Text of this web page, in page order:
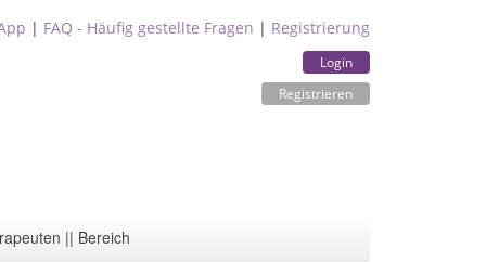
| FAQ - Häufig gestellte Fragen | Registrierung
Login
Registrieren
|| Bereich